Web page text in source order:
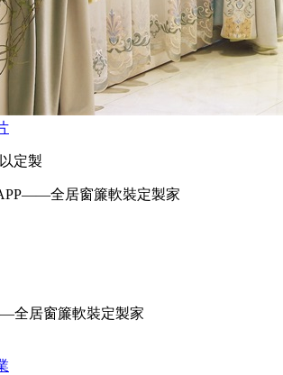
定製
全居窗簾軟裝定製家
全居窗簾軟裝定製家